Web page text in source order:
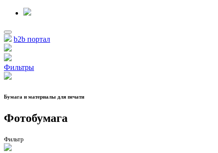
b2b портал
Фильтры
Бумага и материалы для печати
Фотобумага
Фильтр